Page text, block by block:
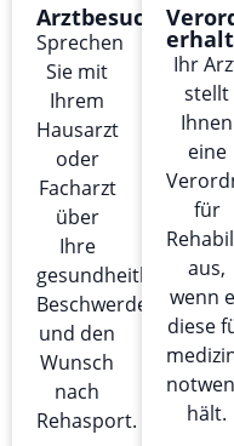
Arztbesuch
Sprechen
Sie mit
Ihrem
Hausarzt
oder
Facharzt
über
Ihre
gesundheitlichen
Beschwerden
und den
Wunsch
nach
Rehasport.
Ihr
stellt
Ihnen
eine
für
aus,
wenn
diese
hält.